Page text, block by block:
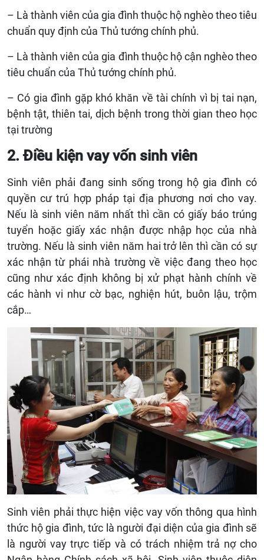
– Là thành viên của gia đình thuộc hộ nghèo theo tiêu
chuẩn quy định của Thủ tướng chính phủ.
– Là thành viên của gia đình thuộc hộ cận nghèo theo
tiêu chuẩn của Thủ tướng chính phủ.
– Có gia đình gặp khó khăn về tài chính vì bị tai nạn,
bệnh tật, thiên tai, dịch bệnh trong thời gian theo học
tại trường
2. Điều kiện vay vốn sinh viên
Sinh viên phải đang sinh sống trong hộ gia đình có
quyền cư trú hợp pháp tại địa phương nơi cho vay.
Nếu là sinh viên năm nhất thì cần có giấy báo trúng
tuyển hoặc giấy xác nhận được nhập học của nhà
trường. Nếu là sinh viên năm hai trở lên thì cần có sự
xác nhận từ phái nhà trường về việc đang theo học
cũng như xác định không bị xử phạt hành chính về
các hành vi như cờ bạc, nghiện hút, buôn lậu, trộm
cắp…
Sinh viên phải thực hiện việc vay vốn thông qua hình
thức hộ gia đình, tức là người đại diện của gia đình sẽ
là người vay trực tiếp và có trách nhiệm trả nợ cho